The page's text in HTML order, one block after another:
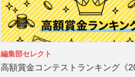
編集部セレクト
高額賞金コンテストランキング《